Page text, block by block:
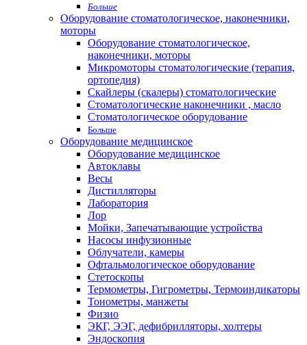
Больше
Оборудование стоматологическое, наконечники,
моторы
Оборудование стоматологическое,
наконечники, моторы
Микромоторы стоматологические (терапия,
ортопедия)
Скайлеры (скалеры) стоматологические
Стоматологические наконечники , масло
Стоматологическое оборудование
Больше
Оборудование медицинское
Оборудование медицинское
Автоклавы
Весы
Дистилляторы
Лаборатория
Лор
Мойки, Запечатывающие устройства
Насосы инфузионные
Облучатели, камеры
Офтальмологическое оборудование
Стетоскопы
Термометры, Гигрометры, Термоиндикаторы
Тонометры, манжеты
Физио
ЭКГ, ЭЭГ, дефибрилляторы, холтеры
Эндоскопия